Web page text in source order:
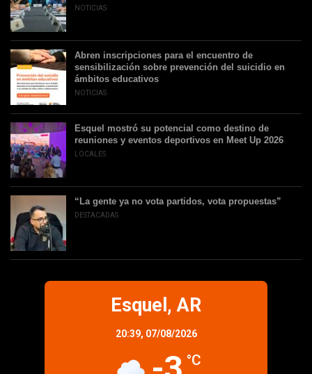
NOTICIAS
Abren inscripciones para el encuentro de
sensibilización sobre prevención del suicidio en
ámbitos educativos
NOTICIAS
Esquel mostró su potencial como destino de
reuniones y eventos deportivos en Meet Up 2026
LOCALES
“La gente ya no vota partidos, vota propuestas”
DESTACADAS
Esquel, AR
20:39, 07/08/2026
°C